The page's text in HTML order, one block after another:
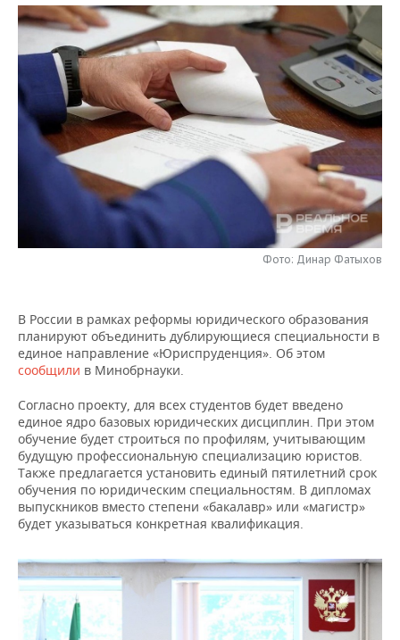
КОМУ ПРИНАДЛЕЖАТ
ТОРГОВЫЕ ЦЕНТРЫ
ТАТАРСТАНА
БЮДЖЕТ
ИНВЕСТИЦИИ
МАШИНОСТРОЕНИЕ
НЕФТЕХИМИЯ
НЕФТЬ
ОПК
ЭНЕРГЕТИКА
НОВОСТИ АВТО
БИЗНЕС
НОВОСТИ БИЗНЕСА
РОЗНИЧНАЯ ТОРГОВЛЯ
ТРАНСПОРТ
УСЛУГИ
ТЕХНОЛОГИИ
НОВОСТИ ТЕХНОЛОГИЙ
IT
МЕДИА
ТЕЛЕКОММУНИКАЦИИ
МЕРОПРИЯТИЯ
НОВОСТИ МЕРОПРИЯТИЙ
ВЫЕЗДНАЯ РЕДАКЦИЯ
БИЗНЕС-БРАНЧИ
СПОРТ
НОВОСТИ СПОРТА
ФУТБОЛ
ВОЛЕЙБОЛ
КИБЕРСПОРТ
ФИГУРНОЕ КАТАНИЕ
ВОДНЫЕ ВИДЫ СПОРТА
ХОККЕЙ С МЯЧОМ
ОБЩЕСТВО
НОВОСТИ ОБЩЕСТВА
ИСТОРИЯ
КУЛЬТУРА
МЕДИЦИНА
ОБРАЗОВАНИЕ
ПРОИСШЕСТВИЯ
ФОТОГАЛЕРЕЯ
СПИСОК ПЕРСОН
СПИСОК КОМПАНИЙ
ПОЛНАЯ ВЕРСИЯ
Фото: Динар Фатыхов
В России в рамках реформы юридического образования
планируют объединить дублирующиеся специальности в
единое направление «Юриспруденция». Об этом
сообщили в Минобрнауки.
Согласно проекту, для всех студентов будет введено
единое ядро базовых юридических дисциплин. При этом
обучение будет строиться по профилям, учитывающим
будущую профессиональную специализацию юристов.
Также предлагается установить единый пятилетний срок
обучения по юридическим специальностям. В дипломах
выпускников вместо степени «бакалавр» или «магистр»
будет указываться конкретная квалификация.